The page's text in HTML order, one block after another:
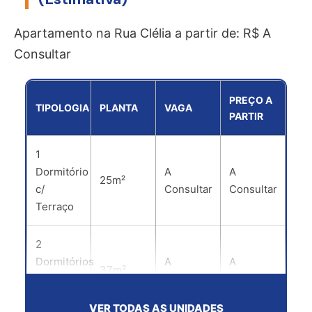
Apartamento na Rua Clélia a partir de: R$ A
Consultar
TIPOLOGIA PLANTA VAGA
PREÇO A
PARTIR
1
Dormitório
c/
Terraço
25m²
A
Consultar
A
Consultar
2
Dormitórios
37m²
A
A
VER TODAS AS UNIDADES